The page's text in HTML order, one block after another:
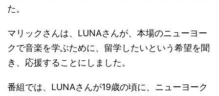
た。
マリックさんは、LUNAさんが、本場のニューヨー
クで音楽を学ぶために、留学したいという希望を聞
き、応援することにしました。
番組では、LUNAさんが19歳の頃に、ニューヨーク